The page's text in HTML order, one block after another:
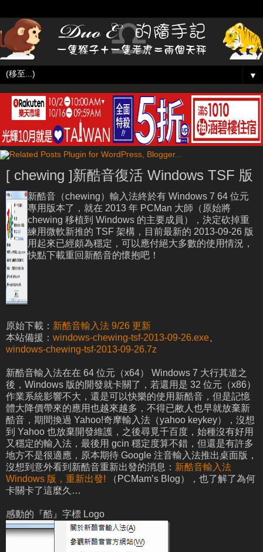
▼
[ chewing ]新酷音復活 Windows TSF 版
新酷音（chewing）輸入法終於有 Windows 7 64 位元
專用版本了，就在 2013 年 PCMan 大師（原始將
chewing 移植到 Windows 的主要成員），決定砍掉重
練用微軟新推的 TSF 架構，目前最新的 2013-09-26 版
用起來已經頗為穩定，可以應付絕大多數的使用情況，
快點下載重回新酷音的懷抱吧！
原始下載： 新酷音輸入法 9/26 更新
本站備援： windows-chewing-tsf-2013-09-26.exe
windows-chewing-tsf-2013-09-26.7z
新酷音輸入法在在 64 位元（x64） Windows 7 大行其道之
後，Windows 版的開發就卡關了，若還用是 32 位元（x86）
作業系統影響不大，還是可以快樂的使用新酷音，但是記憶
體大降價帶來的應用也越來越多，不得已敝人也早就放棄新
酷音，期間換過 Yahoo!奇摩輸入法（yahoo keykey），沒想
到 Yahoo 也放棄開發維護，之後尋覓千百度，始種沒有好用
又穩定的輸入法，最後用 gcin 穩定度算不錯，但還是有許多
地方不是很適應，原本期待 Google 注音輸入法推出桌面版，
沒想到意外看到新酷音重新出發的消息： 新酷音輸入法
Windows 版，重新出發! （PCMam’s Blog），也了解了為何
卡關卡了這麼久…
感動的『酷』字標 Logo